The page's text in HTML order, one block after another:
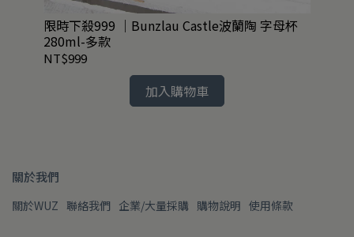
限時下殺999 ｜Bunzlau Castle波蘭陶 字母杯
280ml-多款
NT$999
加入購物車
關於我們
關於WUZ 聯絡我們 企業/大量採購 購物說明 使用條款